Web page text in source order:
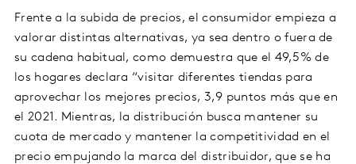
Frente a la subida de precios, el consumidor empieza a
valorar distintas alternativas, ya sea dentro o fuera de
su cadena habitual, como demuestra que el 49,5% de
los hogares declara “visitar diferentes tiendas para
aprovechar los mejores precios, 3,9 puntos más que en
el 2021. Mientras, la distribución busca mantener su
cuota de mercado y mantener la competitividad en el
precio empujando la marca del distribuidor, que se ha